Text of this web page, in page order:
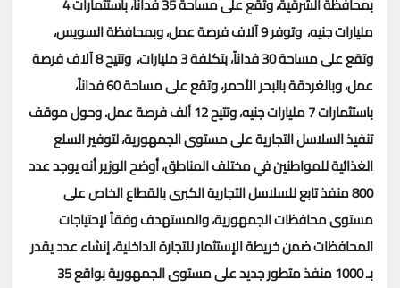
مليارات جنيه، وتوفر 9 آلاف فرصة عمل، وبمحافظة السويس،
وتقع على مساحة 30 فداناً، بتكلفة 3 مليارات، وتتيح 8 آلاف فرصة
عمل، وبالغردقة بالبحر الأحمر، وتقع على مساحة 60 فداناً،
باستثمارات 7 مليارات جنيه، وتتيح 12 ألف فرصة عمل
.وحول موقف
تنفيذ السلاسل التجارية على مستوى الجمهورية، لتوفير السلع
الغذائية للمواطنين في مختلف المناطق، أوضح الوزير أنه يوجد عدد
800 منفذ تابع للسلاسل التجارية الكبرى بالقطاع الخاص على
مستوى محافظات الجمهورية، والمستهدف وفقاً لإحتياجات
المحافظات ضمن خريطة الإستثمار للتجارة الداخلية، إنشاء عدد يقدر
بـ 1000 منفذ متطور جديد على مستوى الجمهورية بواقع 35